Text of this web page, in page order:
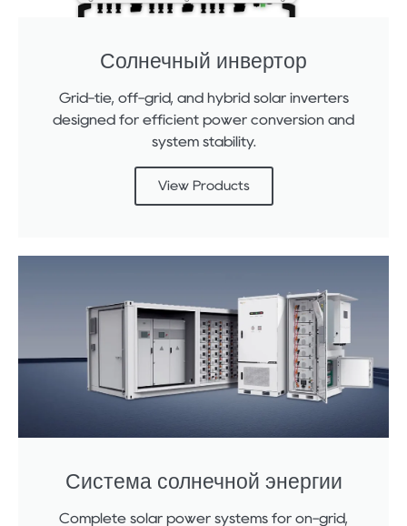
Солнечный инвертор
Grid-tie, off-grid, and hybrid solar inverters
designed for efficient power conversion and
system stability.
View Products
Система солнечной энергии
Complete solar power systems for on-grid,